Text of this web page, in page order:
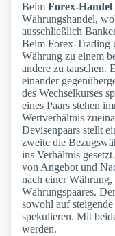
Beim Forex-Handel
Währungshandel,
ausschließlich
Beim Forex-Trading
Währung zu einem
andere zu tauschen.
einander
des Wechselkurses
eines Paars stehen
Wertverhältnis
Devisenpaars stellt
zweite die
ins Verhältnis
von Angebot und
nach einer
Währungspaares.
sowohl auf
spekulieren. Mit
werden.